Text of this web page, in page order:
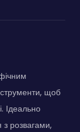
щоб
Ідеально
з розвагами,